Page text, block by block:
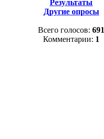
Результаты
Другие опросы
Всего голосов: 691
Комментарии: 1